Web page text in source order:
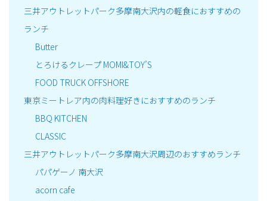
三井アウトレットパーク多摩南大沢内の軽食におすすめの
ランチ
Butter
とろけるクレープ MOMI&TOY’S
FOOD TRUCK OFFSHORE
東京ミートレア内の肉料理好きにおすすめのランチ
BBQ KITCHEN
CLASSIC
三井アウトレットパーク多摩南大沢周辺のおすすめランチ
パパゲーノ 南大沢
acorn cafe